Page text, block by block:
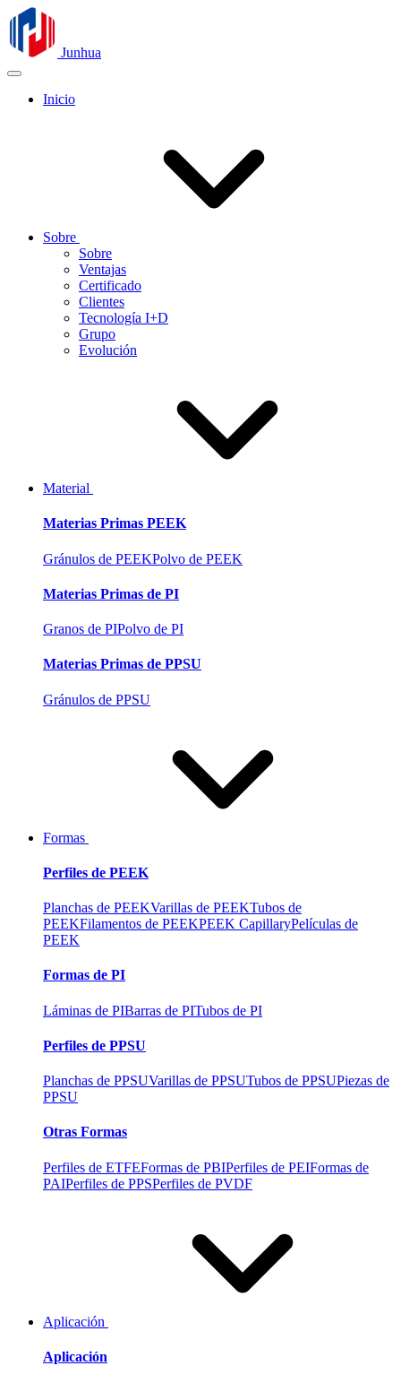
Junhua
Inicio
Sobre
Sobre
Ventajas
Certificado
Clientes
Tecnología I+D
Grupo
Evolución
Material
Materias Primas PEEK
Gránulos de PEEKPolvo de PEEK
Materias Primas de PI
Granos de PIPolvo de PI
Materias Primas de PPSU
Gránulos de PPSU
Formas
Perfiles de PEEK
Planchas de PEEKVarillas de PEEKTubos de
PEEKFilamentos de PEEKPEEK CapillaryPelículas de
PEEK
Formas de PI
Láminas de PIBarras de PITubos de PI
Perfiles de PPSU
Planchas de PPSUVarillas de PPSUTubos de PPSUPiezas de
PPSU
Otras Formas
Perfiles de ETFEFormas de PBIPerfiles de PEIFormas de
PAIPerfiles de PPSPerfiles de PVDF
Aplicación
Aplicación